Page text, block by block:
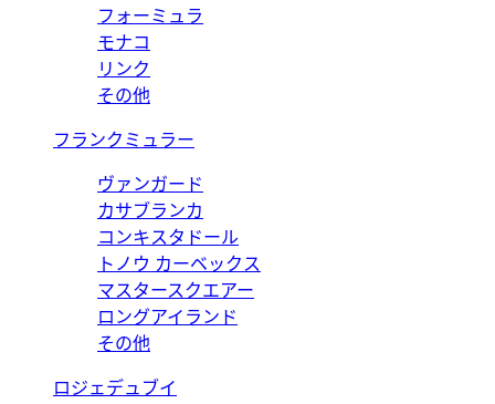
フォーミュラ
モナコ
リンク
その他
フランクミュラー
ヴァンガード
カサブランカ
コンキスタドール
トノウ カーベックス
マスタースクエアー
ロングアイランド
その他
ロジェデュブイ